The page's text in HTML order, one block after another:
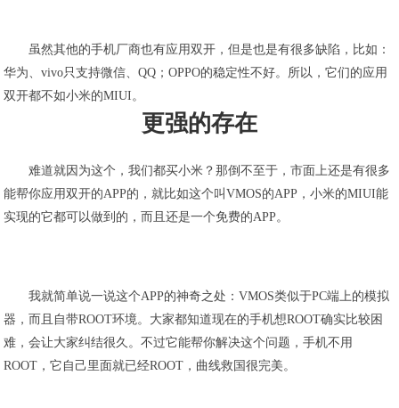
虽然其他的手机厂商也有应用双开，但是也是有很多缺陷，比如：
华为、vivo只支持微信、QQ；OPPO的稳定性不好。所以，它们的应用
双开都不如小米的MIUI。
更强的存在
难道就因为这个，我们都买小米？那倒不至于，市面上还是有很多
能帮你应用双开的APP的，就比如这个叫VMOS的APP，小米的MIUI能
实现的它都可以做到的，而且还是一个免费的APP。
我就简单说一说这个APP的神奇之处：VMOS类似于PC端上的模拟
器，而且自带ROOT环境。大家都知道现在的手机想ROOT确实比较困
难，会让大家纠结很久。不过它能帮你解决这个问题，手机不用
ROOT，它自己里面就已经ROOT，曲线救国很完美。